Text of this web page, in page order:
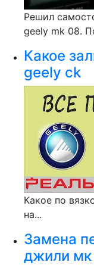
Решил
geely mk 08.
Какое
geely ck
Какое по
на...
Замена
джили мк